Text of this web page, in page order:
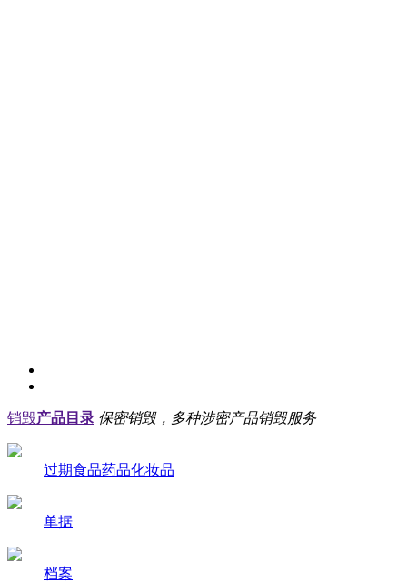
销毁产品目录 保密销毁，多种涉密产品销毁服务
过期食品药品化妆品
单据
档案